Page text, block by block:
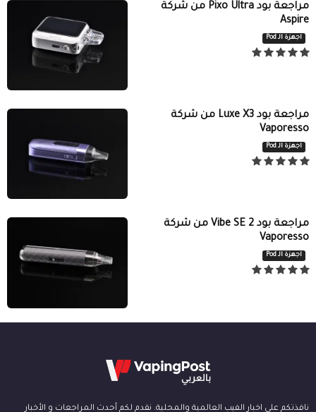
مراجعة بود Pixo Ultra من شركة
Aspire
اجهزة الـ Pod
مراجعة بود Luxe X3 من شركة
Vaporesso
اجهزة الـ Pod
مراجعة بود Vibe SE 2 من شركة
Vaporesso
اجهزة الـ Pod
نافذتكم على اخبار الفيب العالمية والمحلية. نقدم لكم أحدث المراجعات و الأخبار